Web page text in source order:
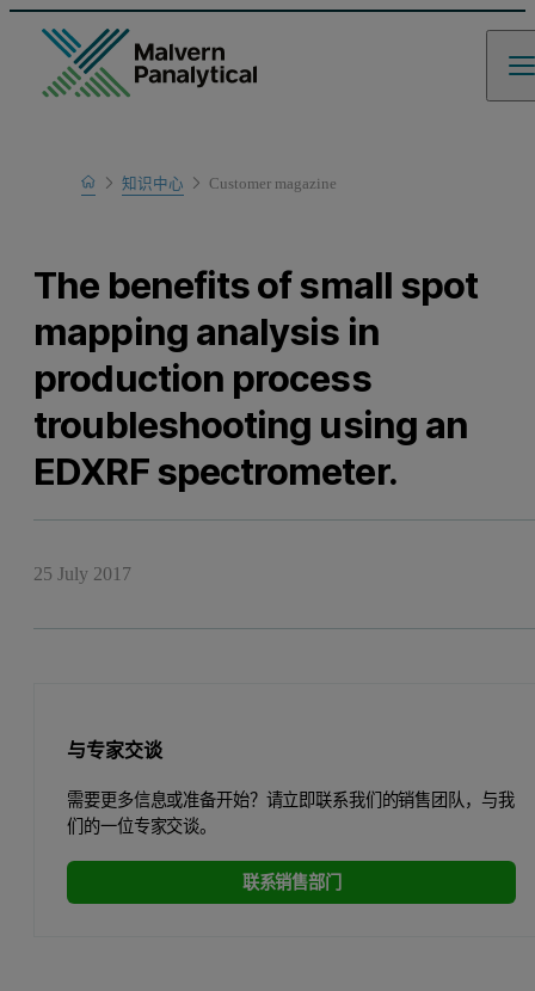
Home
Learn
知识中心 Customer magazine
The benefits of small spot
mapping analysis in
production process
troubleshooting using an
EDXRF spectrometer.
25 July 2017
与专家交谈
需要更多信息或准备开始？请立即联系我们的销售团队，与我
们的一位专家交谈。
联系销售部门